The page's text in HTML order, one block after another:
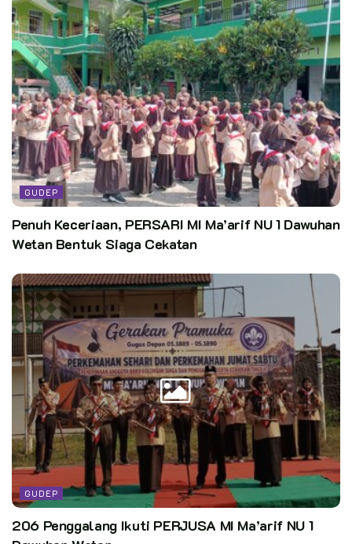
GUDEP
Penuh Keceriaan, PERSARI MI Ma’arif NU 1 Dawuhan
Wetan Bentuk Siaga Cekatan
GUDEP
206 Penggalang Ikuti PERJUSA MI Ma’arif NU 1